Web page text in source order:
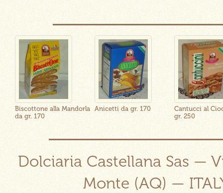
Biscottone alla Mandorla
da gr. 170
Anicetti da gr. 170
Cantucci al
gr. 250
Dolciaria Castellana Sas —
Monte (AQ) —